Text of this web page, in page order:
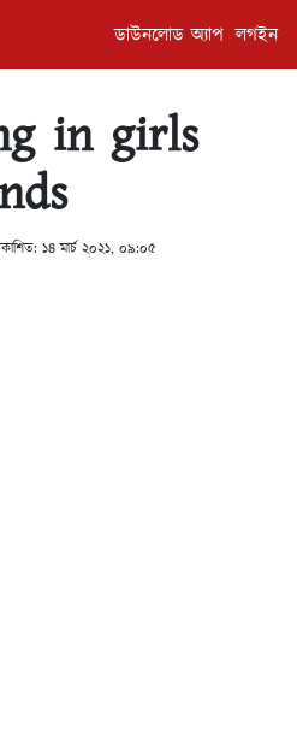
ডাউনলোড অ্যাপ লগইন
in girls
১৪ মার্চ ২০২১, ০৯:০৫